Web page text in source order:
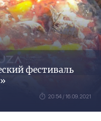
фестиваль
20:54 / 16.09.2021